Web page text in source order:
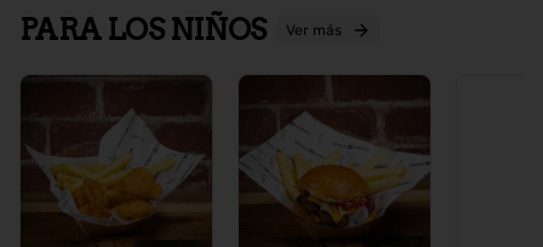
PARA LOS NIÑOS Ver más